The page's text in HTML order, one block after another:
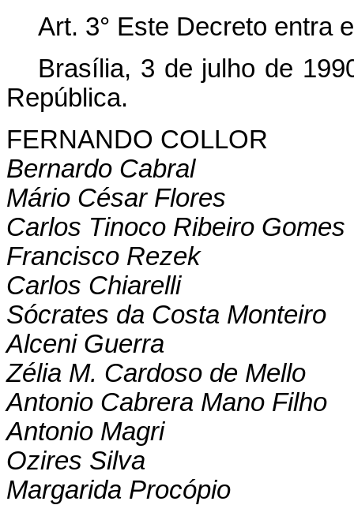
Art. 3° Este Decreto entra
Brasília, 3 de julho de
República.
FERNANDO COLLOR
Bernardo Cabral
Mário César Flores
Carlos Tinoco Ribeiro Gomes
Francisco Rezek
Carlos Chiarelli
Sócrates da Costa Monteiro
Alceni Guerra
Zélia M. Cardoso de Mello
Antonio Cabrera Mano Filho
Antonio Magri
Ozires Silva
Margarida Procópio